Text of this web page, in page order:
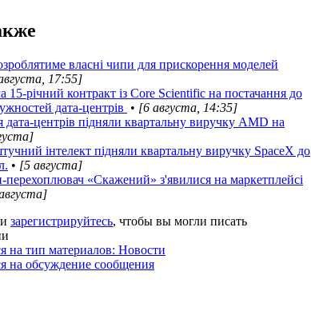
власні чипи для прискорення моделей
17:55]
15-річний контракт із Core Scientific на постачання до
дата-центрів • [6 августа, 14:35]
дата-центрів підняли квартальну виручку AMD на
інтелект підняли квартальну виручку SpaceX до
• [5 августа]
«Скажений» з'явилися на маркетплейсі
зарегистрируйтесь, чтобы вы могли писать
на тип материалов: Новости
на обсуждение сообщения